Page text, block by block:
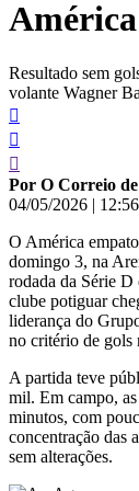
conteúdo
América
Resultado sem
volante Wagner
Por O Correio
04/05/2026 | 12:56
O América
domingo 3, na
rodada da Série
clube potiguar
liderança do
no critério de gols
A partida teve
mil. Em campo,
minutos, com
concentração das
sem alterações.